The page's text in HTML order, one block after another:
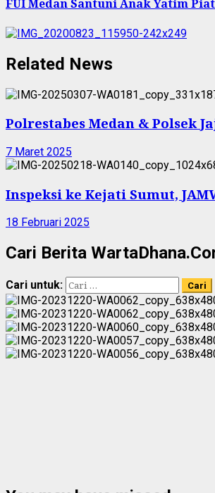
FUI Medan Santuni Anak Yatim
Related News
Polrestabes Medan & Polsek
7 Maret 2025
Inspeksi ke Kejati Sumut,
18 Februari 2025
Cari Berita
Cari untuk: